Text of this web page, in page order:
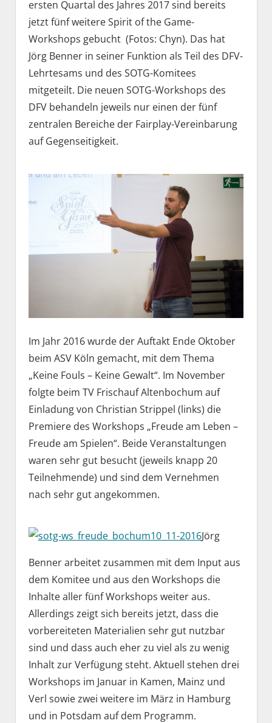
ersten Quartal des Jahres 2017 sind bereits
jetzt fünf weitere Spirit of the Game-
Workshops gebucht (Fotos: Chyn). Das hat
Jörg Benner in seiner Funktion als Teil des DFV-
Lehrtesams und des SOTG-Komitees
mitgeteilt. Die neuen SOTG-Workshops des
DFV behandeln jeweils nur einen der fünf
zentralen Bereiche der Fairplay-Vereinbarung
auf Gegenseitigkeit.
Im Jahr 2016 wurde der Auftakt Ende Oktober
beim ASV Köln gemacht, mit dem Thema
„Keine Fouls – Keine Gewalt“. Im November
folgte beim TV Frischauf Altenbochum auf
Einladung von Christian Strippel (links) die
Premiere des Workshops „Freude am Leben –
Freude am Spielen“. Beide Veranstaltungen
waren sehr gut besucht (jeweils knapp 20
Teilnehmende) und sind dem Vernehmen
nach sehr gut angekommen.
Jörg
Benner arbeitet zusammen mit dem Input aus
dem Komitee und aus den Workshops die
Inhalte aller fünf Workshops weiter aus.
Allerdings zeigt sich bereits jetzt, dass die
vorbereiteten Materialien sehr gut nutzbar
sind und dass auch eher zu viel als zu wenig
Inhalt zur Verfügung steht. Aktuell stehen drei
Workshops im Januar in Kamen, Mainz und
Verl sowie zwei weitere im März in Hamburg
und in Potsdam auf dem Programm.